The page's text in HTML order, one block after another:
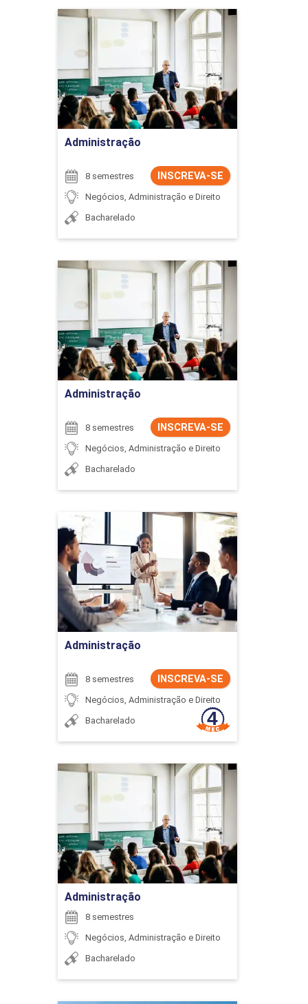
Administração
INSCREVA-SE
8 semestres
Negócios, Administração e Direito
Bacharelado
Administração
Detalhes do curso
Ir para Inscrição
Administração
INSCREVA-SE
8 semestres
Negócios, Administração e Direito
Bacharelado
Administração
Detalhes do curso
Ir para Inscrição
Administração
INSCREVA-SE
8 semestres
Negócios, Administração e Direito
Bacharelado
Administração
Detalhes do curso
Ir para Inscrição
Administração
8 semestres
Negócios, Administração e Direito
Bacharelado
Administração
Detalhes do curso
Ir para Inscrição